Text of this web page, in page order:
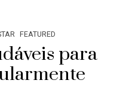
FEATURED
para